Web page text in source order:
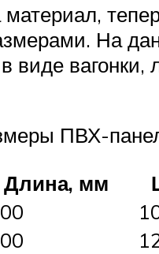
материал,
На
виде
ПВХ-
Длина, мм